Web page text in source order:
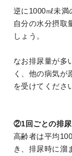
逆に1000㎖未満
自分の水分摂取
しょう。
なお排尿量が多
く、他の病気が
を受けてくださ
②1回ごとの排
高齢者は平均
き、排尿時に溜